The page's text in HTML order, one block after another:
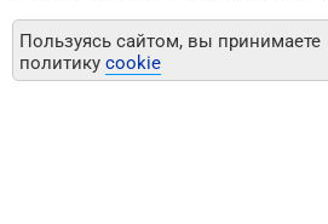
Пользуясь сайтом, вы принимаете
политику cookie